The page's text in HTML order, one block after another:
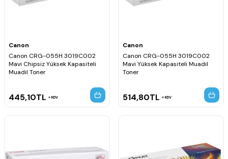
Canon
Canon CRG-055H 3019C002
Mavi Chipsiz Yüksek Kapasiteli
Muadil Toner
445,10TL KDV
Canon
Canon CRG-055H 3019C002
Mavi Yüksek Kapasiteli Muadil
Toner
514,80TL KDV